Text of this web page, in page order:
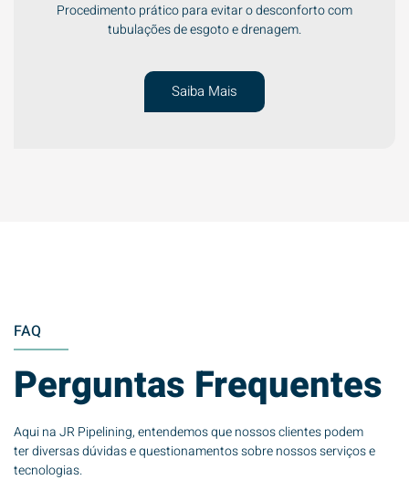
Procedimento prático para evitar o desconforto com
tubulações de esgoto e drenagem.
Saiba Mais
FAQ
Perguntas Frequentes
Aqui na JR Pipelining, entendemos que nossos clientes podem
ter diversas dúvidas e questionamentos sobre nossos serviços e
tecnologias.